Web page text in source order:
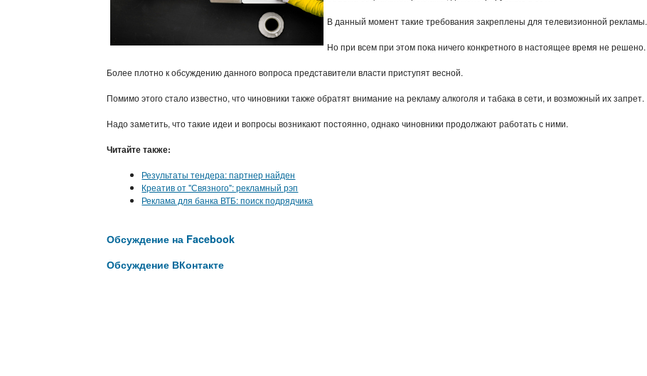
В данный момент такие требования закреплены для телевизионной рекламы.
Но при всем при этом пока ничего конкретного в настоящее время не решено.
Более плотно к обсуждению данного вопроса представители власти приступят весной.
Помимо этого стало известно, что чиновники также обратят внимание на рекламу алкоголя и табака в сети, и возможный их запрет.
Надо заметить, что такие идеи и вопросы возникают постоянно, однако чиновники продолжают работать с ними.
Читайте также:
Результаты тендера: партнер найден
Креатив от "Связного": рекламный рэп
Реклама для банка ВТБ: поиск подрядчика
Обсуждение на Facebook
Обсуждение ВКонтакте